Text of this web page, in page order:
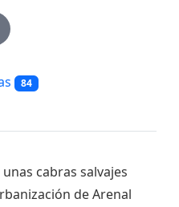
84
cabras salvajes
de Arenal